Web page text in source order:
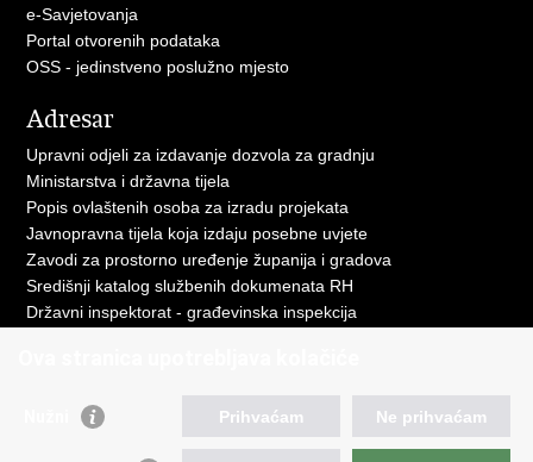
e-Savjetovanja
Portal otvorenih podataka
OSS - jedinstveno poslužno mjesto
Adresar
Upravni odjeli za izdavanje dozvola za gradnju
Ministarstva i državna tijela
Popis ovlaštenih osoba za izradu projekata
Javnopravna tijela koja izdaju posebne uvjete
Zavodi za prostorno uređenje županija i gradova
Središnji katalog službenih dokumenata RH
Državni inspektorat - građevinska inspekcija
Vlada Republike Hrvatske
Prihvaćam Ne prihvaćam